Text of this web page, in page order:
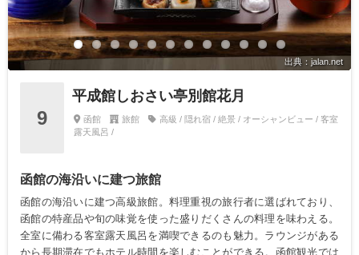
出典：jalan.net
9
平成館しおさい亭別館花月
函館 旅館
高級 / 隠れ宿 / 絶景 / オーシャンビュー / 客室
露天風呂 /
函館の海沿いに建つ旅館
函館の海沿いに建つ高級旅館。料理重視の旅行者に選ばれており、
函館の特産品や旬の味覚を使った盛りだくさんの料理を味わえる。
全室に備わる客室露天風呂を満喫できるのも魅力。ラウンジがある
から長期滞在でもホテル時間を楽しむことができる。函館観光では